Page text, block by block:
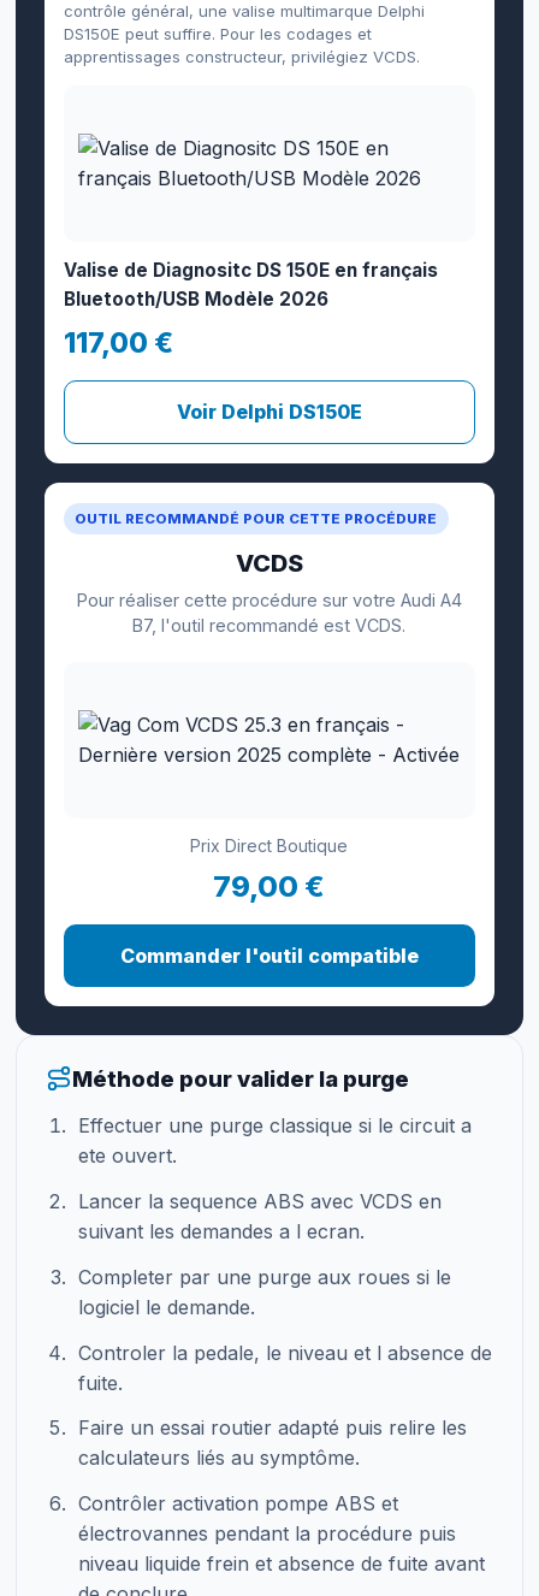
OUTIL RECOMMANDÉ POUR CETTE PROCÉDURE
VCDS
Pour réaliser cette procédure sur votre Audi A4
B7, l'outil recommandé est VCDS.
Prix Direct Boutique
79,00 €
Commander l'outil compatible
contrôle général, une valise multimarque Delphi
DS150E peut suffire. Pour les codages et
apprentissages constructeur, privilégiez VCDS.
Valise de Diagnositc DS 150E en français
Bluetooth/USB Modèle 2026
117,00 €
Voir Delphi DS150E
Méthode pour valider la purge
Effectuer une purge classique si le circuit a
ete ouvert.
Lancer la sequence ABS avec VCDS en
suivant les demandes a l ecran.
Completer par une purge aux roues si le
logiciel le demande.
Controler la pedale, le niveau et l absence de
fuite.
Faire un essai routier adapté puis relire les
calculateurs liés au symptôme.
Contrôler activation pompe ABS et
électrovannes pendant la procédure puis
niveau liquide frein et absence de fuite avant